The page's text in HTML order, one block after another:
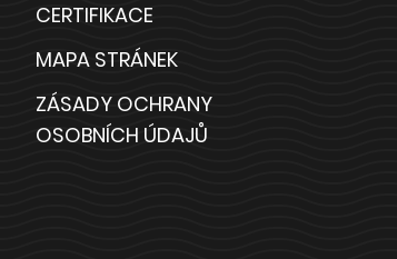
CERTIFIKACE
MAPA STRÁNEK
ZÁSADY OCHRANY
OSOBNÍCH ÚDAJŮ